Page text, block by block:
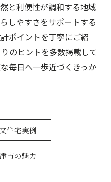
と利便性が調和する地域
しやすさをサポートする
ポイントを丁寧にご紹
のヒントを多数掲載して
毎日へ一歩近づくきっか
住宅実例
市の魅力